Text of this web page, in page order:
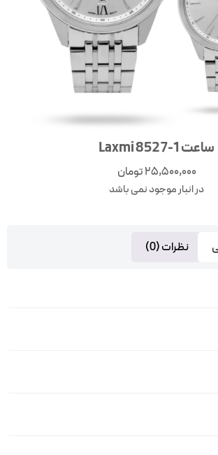
ساعت Laxmi 8527-1
25,500,000تومان
در انبار موجود نمی باشد
نظرات (0)